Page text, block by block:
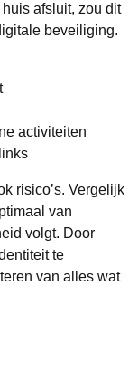
afsluit, zou dit
beveiliging.
activiteiten
risico’s. Vergelijk
van
volgt. Door
te
van alles wat